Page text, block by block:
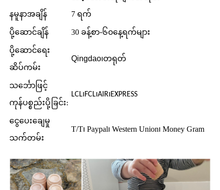
နမူနာအချိန် 7 ရက်
ပို့ဆောင်ချိန် 30 ခန့်စာ-၆၀နေ့ရက်များ
ပို့ဆောင်ရေး
ဆိပ်ကမ်း
Qingdao၊တရုတ်
သင်္ဘောဖြင့်
ကုန်ပစ္စည်းပို့ခြင်း:
LCL၊FCL၊AIR၊EXPRESS
ငွေပေးချေမှု
သက်တမ်း
T/T၊ Paypal၊ Western Union၊ Money Gram